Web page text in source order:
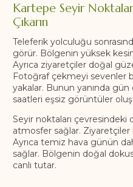
Kartepe Seyir
Çıkarın
Teleferik yolculuğu
görür. Bölgenin yüksek
Ayrıca ziyaretçiler doğal
Fotoğraf çekmeyi sevenler
yakalar. Bunun yanında
saatleri eşsiz görüntüler
Seyir noktaları çevresindeki
atmosfer sağlar. Ziyaretçiler
Ayrıca temiz hava günün
sağlar. Bölgenin doğal
canlı tutar.